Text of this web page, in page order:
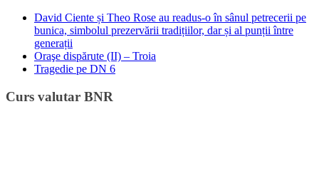
David Ciente și Theo Rose au readus-o în sânul petrecerii pe
bunica, simbolul prezervării tradițiilor, dar și al punții între
generații
Oraşe dispărute (II) – Troia
Tragedie pe DN 6
Curs valutar BNR